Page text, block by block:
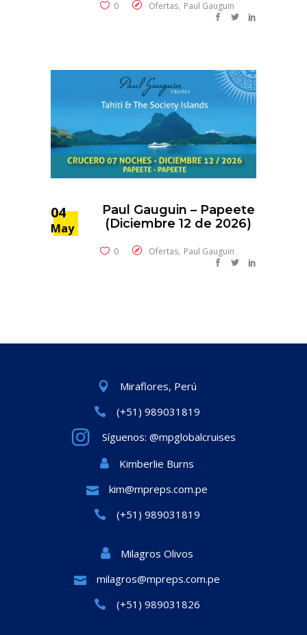
0 Ofertas, Paul Gauguin
04
May
Paul Gauguin – Papeete
(Diciembre 12 de 2026)
0 Ofertas, Paul Gauguin
Miraflores, Perú
(+51) 989031819
Síguenos: @mpglobalcruises
Kimberlie Burns
kim@mpreps.com.pe
(+51) 989031819
Milagros Olivos
milagros@mpreps.com.pe
(+51) 989031826